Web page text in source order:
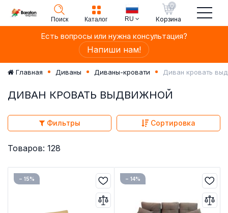
Поиск Каталог RU
0
Корзина
Есть вопросы или нужна консультация?
Напиши нам!
Главная Диваны Диваны-кровати Диван кровать
ДИВАН КРОВАТЬ ВЫДВИЖНОЙ
Фильтры Сортировка
Товаров: 128
− 15% − 14%